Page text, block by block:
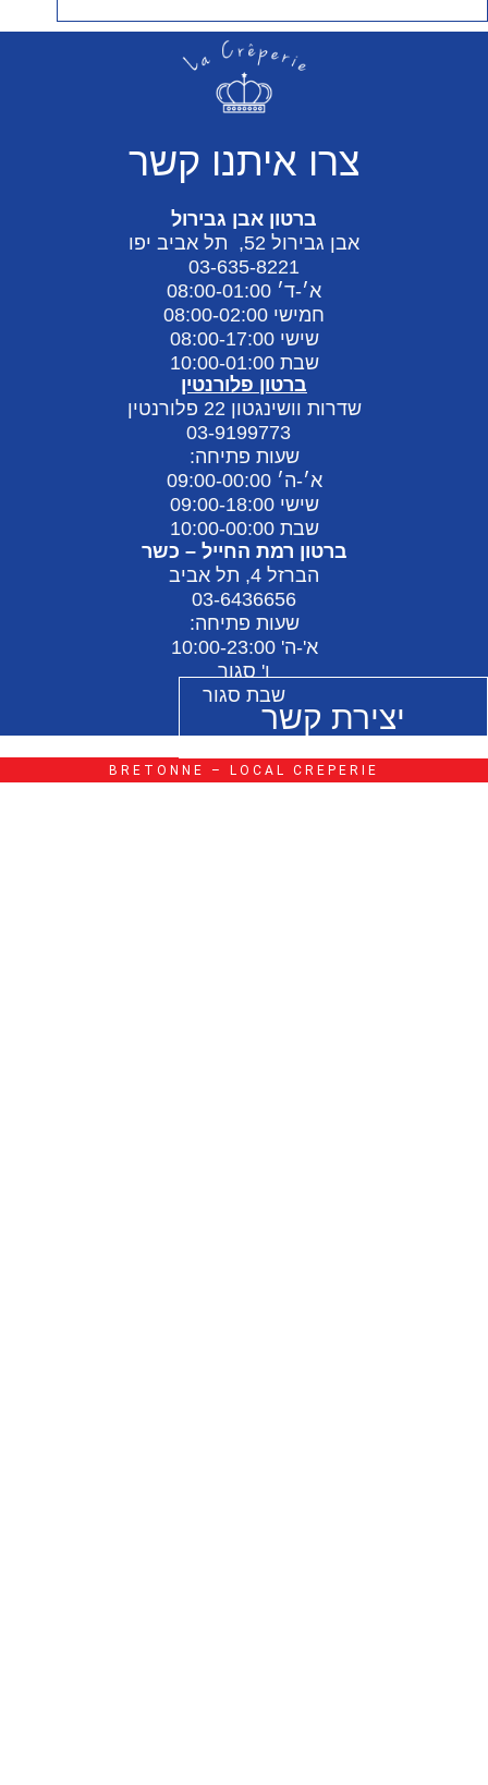
צרו איתנו קשר
ברטון אבן גבירול
אבן גבירול 52, תל אביב יפו
03-635-8221
חמישי 08:00-02:00
ברטון פלורנטין
שדרות וושינגטון 22 פלורנטין
שעות פתיחה:
ברטון רמת החייל – כשר
הברזל 4, תל אביב
03-6436656
שעות פתיחה:
ו' סגור
שבת סגור
יצירת קשר
BRETONNE – LOCAL CREPERIE